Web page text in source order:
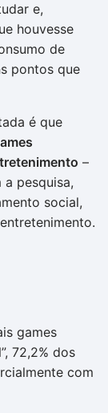
e,
houvesse
de
pontos que
é que
–
pesquisa,
social,
games
72,2% dos
com